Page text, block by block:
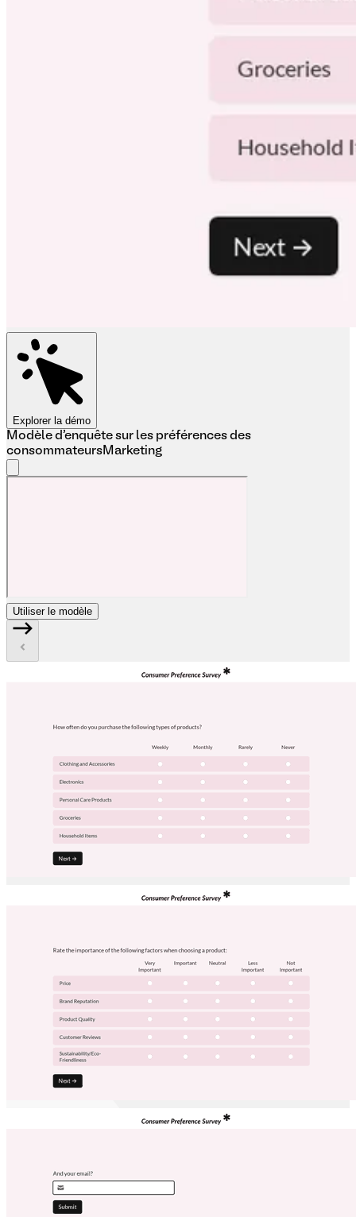
Explorer la démo
Modèle d'enquête sur les préférences des
consommateurs Marketing
Utiliser le modèle